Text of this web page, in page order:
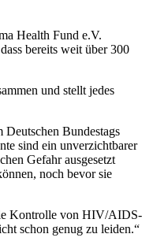
Health Fund e.V.
bereits weit über 300
und stellt jedes
Bundestags
sind ein unverzichtbarer
Gefahr ausgesetzt
noch bevor sie
Kontrolle von HIV/AIDS-
schon genug zu leiden.“